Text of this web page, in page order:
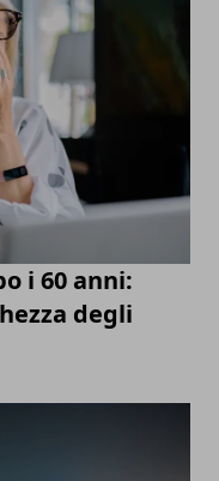
i 60 anni:
degli